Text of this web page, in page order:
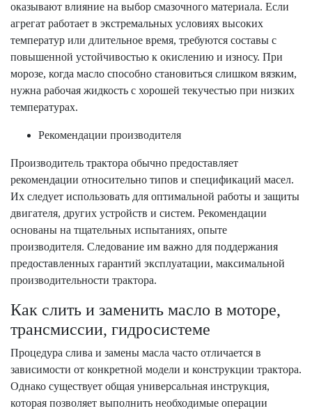
оказывают влияние на выбор смазочного материала. Если
агрегат работает в экстремальных условиях высоких
температур или длительное время, требуются составы с
повышенной устойчивостью к окислению и износу. При
морозе, когда масло способно становиться слишком вязким,
нужна рабочая жидкость с хорошей текучестью при низких
температурах.
Рекомендации производителя
Производитель трактора обычно предоставляет
рекомендации относительно типов и спецификаций масел.
Их следует использовать для оптимальной работы и защиты
двигателя, других устройств и систем. Рекомендации
основаны на тщательных испытаниях, опыте
производителя. Следование им важно для поддержания
предоставленных гарантий эксплуатации, максимальной
производительности трактора.
Как слить и заменить масло в моторе,
трансмиссии, гидросистеме
Процедура слива и замены масла часто отличается в
зависимости от конкретной модели и конструкции трактора.
Однако существует общая универсальная инструкция,
которая позволяет выполнить необходимые операции